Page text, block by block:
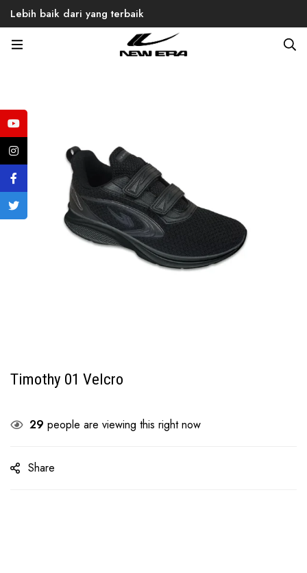
Lebih baik dari yang terbaik
Back to School
Timothy 01 Velcro
29 people are viewing this right now
Share